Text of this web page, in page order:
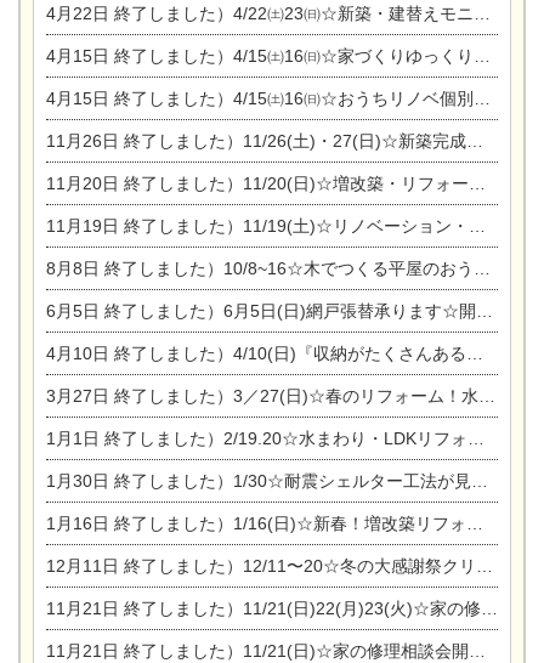
4月22日 終了しました）4/22㈯23㈰☆新築・建替えモニター募集個別相談会
4月15日 終了しました）4/15㈯16㈰☆家づくりゆっくりじっくり個別相談会
4月15日 終了しました）4/15㈯16㈰☆おうちリノベ個別相談会
11月26日 終了しました）11/26(土)・27(日)☆新築完成見学会 in一宮市あずら
11月20日 終了しました）11/20(日)☆増改築・リフォームまつり＆秋の味覚まつり＆芸術祭
11月19日 終了しました）11/19(土)☆リノベーション・家の修理まつり＆増改築・リフォームまつりin扶桑ゴルフ
8月8日 終了しました）10/8~16☆木でつくる平屋のおうちのつくり方【完全予約制】
6月5日 終了しました）6月5日(日)網戸張替承ります☆開催！
4月10日 終了しました）4/10(日)『収納がたくさんあるおうち現場見学会』
3月27日 終了しました）3／27(日)☆春のリフォーム！水まわりLDKリフォーム相談会&今がチャンス！エアコン相談会
1月1日 終了しました）2/19.20☆水まわり・LDKリフォーム相談会＆エアコン相談会
1月30日 終了しました）1/30☆耐震シェルター工法が見れる完成見学会
1月16日 終了しました）1/16(日)☆新春！増改築リフォーム&家の修理まつり
12月11日 終了しました）12/11〜20☆冬の大感謝祭クリスマス相談会開催
11月21日 終了しました）11/21(日)22(月)23(火)☆家の修理まつり＆増改築リフォーム相談会
11月21日 終了しました）11/21(日)☆家の修理相談会開催 in 扶桑オークビレッジ